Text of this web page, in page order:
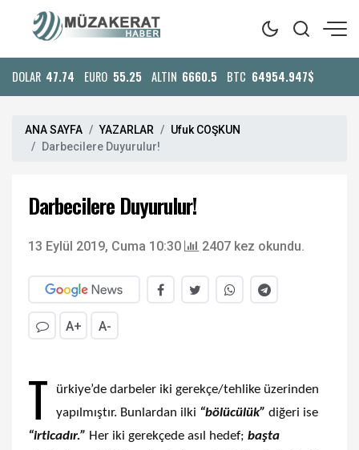
DOLAR 47.74 EURO 55.25 ALTIN 6660.5 BTC 64954.947$
ANA SAYFA YAZARLAR
Ufuk COŞKUN
Darbecilere Duyurulur!
Darbecilere Duyurulur!
13 Eylül 2019, Cuma 10:30 2407 kez okundu.
A+ A-
T
ürkiye’de darbeler iki gerekçe/tehlike üzerinden
yapılmıştır. Bunlardan ilki “bölücülük” diğeri ise
“irticadır.” Her iki gerekçede asıl hedef; başta